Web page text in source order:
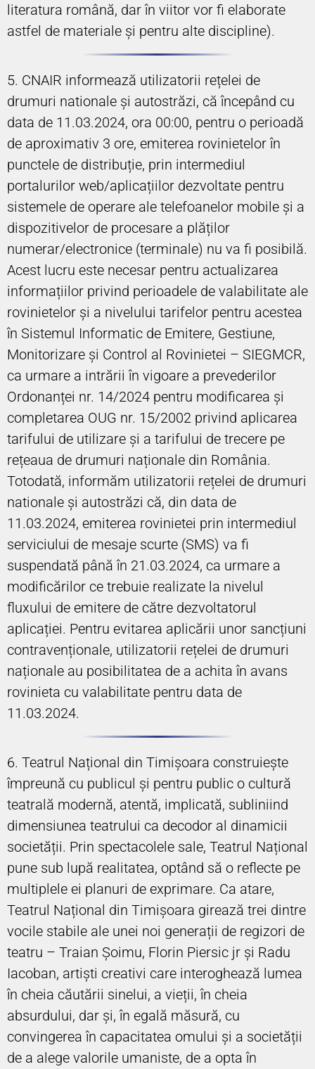
literatura română, dar în viitor vor fi elaborate
astfel de materiale și pentru alte discipline).
5. CNAIR informează utilizatorii rețelei de
drumuri nationale și autostrăzi, că începând cu
data de 11.03.2024, ora 00:00, pentru o perioadă
de aproximativ 3 ore, emiterea rovinietelor în
punctele de distribuție, prin intermediul
portalurilor web/aplicațiilor dezvoltate pentru
sistemele de operare ale telefoanelor mobile și a
dispozitivelor de procesare a plăților
numerar/electronice (terminale) nu va fi posibilă.
Acest lucru este necesar pentru actualizarea
informațiilor privind perioadele de valabilitate ale
rovinietelor și a nivelului tarifelor pentru acestea
în Sistemul Informatic de Emitere, Gestiune,
Monitorizare și Control al Rovinietei – SIEGMCR,
ca urmare a intrării în vigoare a prevederilor
Ordonanței nr. 14/2024 pentru modificarea și
completarea OUG nr. 15/2002 privind aplicarea
tarifului de utilizare și a tarifului de trecere pe
rețeaua de drumuri naționale din România.
Totodată, informăm utilizatorii rețelei de drumuri
nationale și autostrăzi că, din data de
11.03.2024, emiterea rovinietei prin intermediul
serviciului de mesaje scurte (SMS) va fi
suspendată până în 21.03.2024, ca urmare a
modificărilor ce trebuie realizate la nivelul
fluxului de emitere de către dezvoltatorul
aplicației. Pentru evitarea aplicării unor sancțiuni
contravenționale, utilizatorii rețelei de drumuri
naționale au posibilitatea de a achita în avans
rovinieta cu valabilitate pentru data de
11.03.2024.
6. Teatrul Național din Timișoara construiește
împreună cu publicul și pentru public o cultură
teatrală modernă, atentă, implicată, subliniind
dimensiunea teatrului ca decodor al dinamicii
societății. Prin spectacolele sale, Teatrul Național
pune sub lupă realitatea, optând să o reflecte pe
multiplele ei planuri de exprimare. Ca atare,
Teatrul Național din Timișoara girează trei dintre
vocile stabile ale unei noi generații de regizori de
teatru – Traian Șoimu, Florin Piersic jr și Radu
Iacoban, artiști creativi care interoghează lumea
în cheia căutării sinelui, a vieții, în cheia
absurdului, dar și, în egală măsură, cu
convingerea în capacitatea omului și a societății
de a alege valorile umaniste, de a opta în